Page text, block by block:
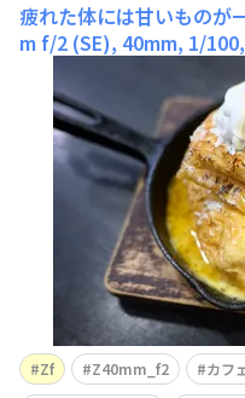
疲れた体には甘いものが
m f/2 (SE), 40mm, 1/
寺の掃除を終えて、ふと
にはフレンチトーストが
に目もくれずにオーダー
が、まだ8
Zf Z40mm_f2 カフ